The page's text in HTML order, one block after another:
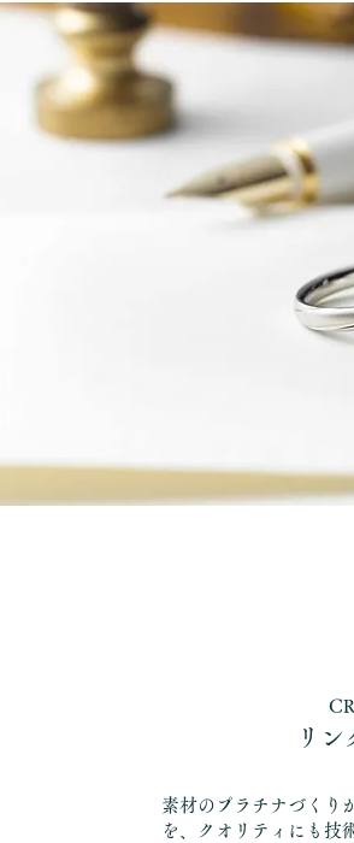
リ
素材のプラチナづくり
を、クオリティにも技